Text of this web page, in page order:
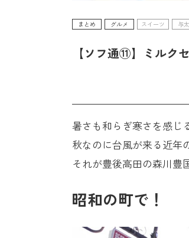
まとめ グルメ スイーツ 与
【ソフ通⑪】ミルク
暑さも和らぎ寒さを感じ
秋なのに台風が来る近年
それが豊後高田の森川豊
昭和の町で！